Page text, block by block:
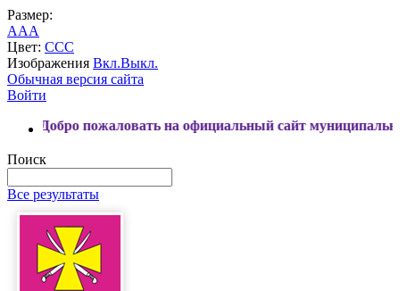
Размер:
AAA
Цвет: CCC
Изображения Вкл.Выкл.
Обычная версия сайта
Войти
пожаловать на официальный сайт муниципального
Поиск
Все результаты